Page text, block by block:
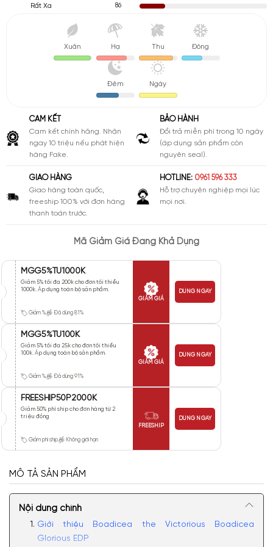
Rất Xa
86
Xuân Hạ Thu Đông
Đêm Ngày
CAM KẾT
Cam kết chính hãng. Nhận
ngay 10 triệu nếu phát hiện
hàng Fake.
BẢO HÀNH
Đổi trả miễn phí trong 10 ngày
(áp dụng sản phẩm còn
nguyên seal).
GIAO HÀNG
Giao hàng toàn quốc,
freeship 100% với đơn hàng
thanh toán trước.
HOTLINE: 0961 596 333
Hỗ trợ chuyên nghiệp mọi lúc
mọi nơi.
Mã Giảm Giá Đang Khả Dụng
MGG5%TU1000K
Giảm 5% tối đa 200k cho đơn tối thiểu
1000k. Áp dụng toàn bộ sản phẩm.
Giảm % Đã dùng 81%
GIẢM GIÁ
DÙNG NGAY
MGG5%TU100K
Giảm 5% tối đa 25k cho đơn tối thiểu
100k. Áp dụng toàn bộ sản phẩm.
Giảm % Đã dùng 91%
GIẢM GIÁ
DÙNG NGAY
FREESHIP50P2000K
Giảm 50% phí ship cho đơn hàng từ 2
triệu đồng
Giảm phí ship Không giới hạn
FREESHIP
DÙNG NGAY
MÔ TẢ SẢN PHẨM
Nội dung chính
Giới thiệu Boadicea the Victorious Boadicea
Glorious EDP